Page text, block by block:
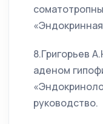
8.Григорьев
аденом
руководство.